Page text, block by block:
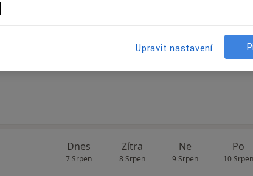
Dnes
7 Srpen
Zítra
8 Srpen
Ne
9 Srpen
Po
10 Srpen
Upravit nastavení